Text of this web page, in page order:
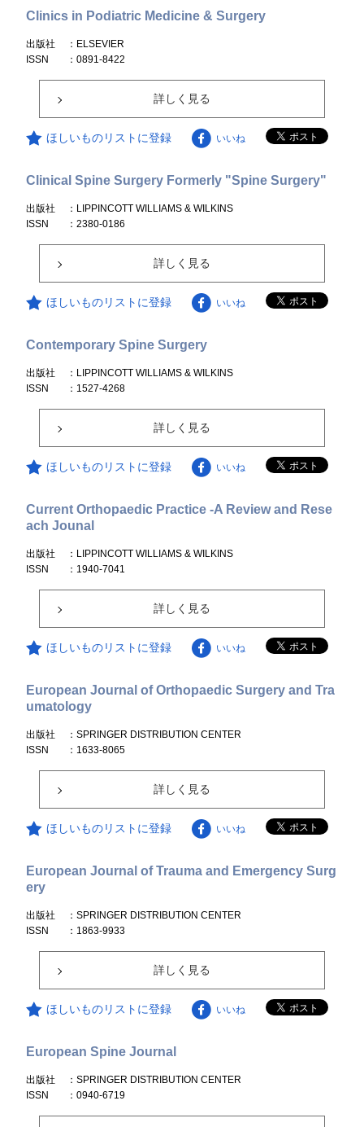
Clinics in Podiatric Medicine & Surgery
出版社
：ELSEVIER
ISSN
：0891-8422
詳しく見る
ほしいものリストに登録 いいね
Clinical Spine Surgery Formerly "Spine Surgery"
出版社
：LIPPINCOTT WILLIAMS & WILKINS
ISSN
：2380-0186
詳しく見る
ほしいものリストに登録 いいね
Contemporary Spine Surgery
出版社
：LIPPINCOTT WILLIAMS & WILKINS
ISSN
：1527-4268
詳しく見る
ほしいものリストに登録 いいね
Current Orthopaedic Practice -A Review and Rese
ach Jounal
出版社
：LIPPINCOTT WILLIAMS & WILKINS
ISSN
：1940-7041
詳しく見る
ほしいものリストに登録 いいね
European Journal of Orthopaedic Surgery and Tra
umatology
出版社
：SPRINGER DISTRIBUTION CENTER
ISSN
：1633-8065
詳しく見る
ほしいものリストに登録 いいね
European Journal of Trauma and Emergency Surg
ery
出版社
：SPRINGER DISTRIBUTION CENTER
ISSN
：1863-9933
詳しく見る
ほしいものリストに登録 いいね
European Spine Journal
出版社
：SPRINGER DISTRIBUTION CENTER
ISSN
：0940-6719